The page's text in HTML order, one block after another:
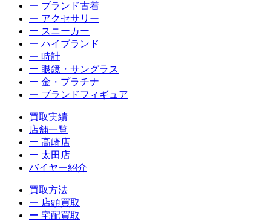
ー ブランド古着
ー アクセサリー
ー スニーカー
ー ハイブランド
ー 時計
ー 眼鏡・サングラス
ー 金・プラチナ
ー ブランドフィギュア
買取実績
店舗一覧
ー 高崎店
ー 太田店
バイヤー紹介
買取方法
ー 店頭買取
ー 宅配買取